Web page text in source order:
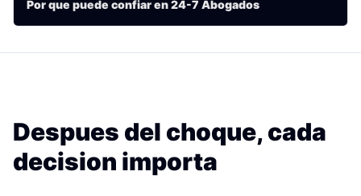
Por que puede confiar en 24-7 Abogados
Despues del choque, cada
decision importa